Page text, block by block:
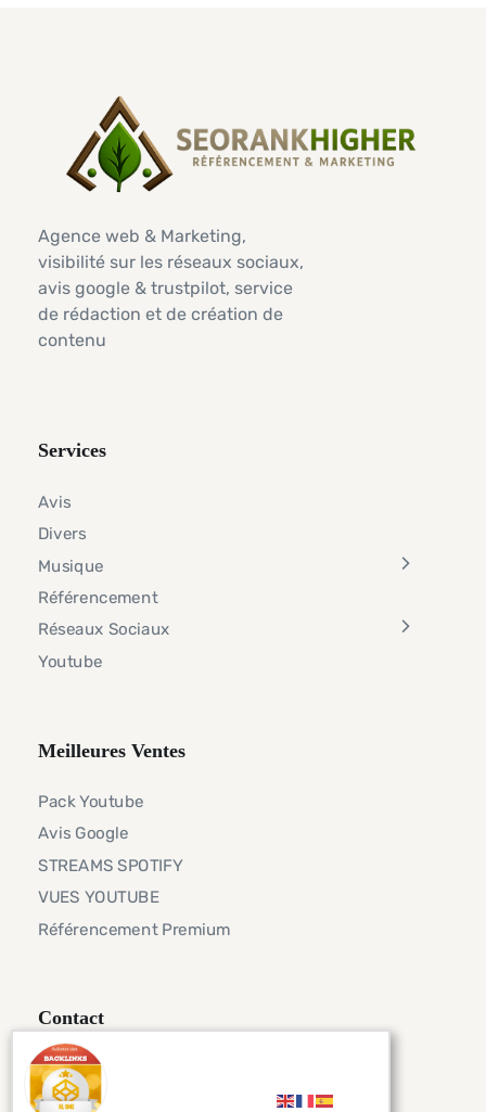
Agence web & Marketing,
visibilité sur les réseaux sociaux,
avis google & trustpilot, service
de rédaction et de création de
contenu
Services
Avis
Divers
Musique
Référencement
Réseaux Sociaux
Youtube
Meilleures Ventes
Pack Youtube
Avis Google
STREAMS SPOTIFY
VUES YOUTUBE
Référencement Premium
Contact
Telegram
info@seorankhigher.net